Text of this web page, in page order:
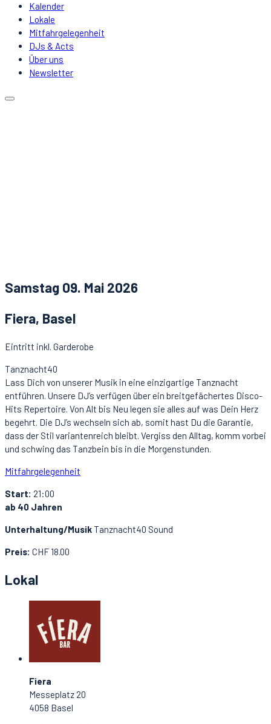
Kalender
Lokale
Mitfahrgelegenheit
DJs & Acts
Über uns
Newsletter
Samstag 09. Mai 2026
Fiera, Basel
Eintritt inkl. Garderobe
Tanznacht40
Lass Dich von unserer Musik in eine einzigartige Tanznacht
entführen. Unsere DJ’s verfügen über ein breitgefächertes Disco-
Hits Repertoire. Von Alt bis Neu legen sie alles auf was Dein Herz
begehrt. Die DJ’s wechseln sich ab, somit hast Du die Garantie,
dass der Stil variantenreich bleibt. Vergiss den Alltag, komm vorbei
und schwing das Tanzbein bis in die Morgenstunden.
Mitfahrgelegenheit
Start: 21:00
ab 40 Jahren
Unterhaltung/MusikTanznacht40 Sound
Preis: CHF 18.00
Lokal
Fiera
Messeplatz 20
4058 Basel